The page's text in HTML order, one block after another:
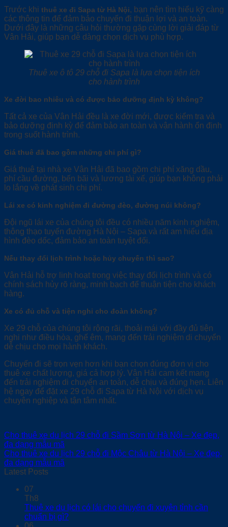
Trước khi thuê xe đi Sapa từ Hà Nội, bạn nên tìm hiểu kỹ càng
các thông tin để đảm bảo chuyến đi thuận lợi và an toàn.
Dưới đây là những câu hỏi thường gặp cùng lời giải đáp từ
Vân Hải, giúp bạn dễ dàng chọn dịch vụ phù hợp.
Thuê xe ô tô 29 chỗ đi Sapa là lựa chọn tiện ích
cho hành trình
Xe đời bao nhiêu và có được bảo dưỡng định kỳ không?
Tất cả xe của Vân Hải đều là xe đời mới, được kiểm tra và
bảo dưỡng định kỳ để đảm bảo an toàn và vận hành ổn định
trong suốt hành trình.
Giá thuê đã bao gồm những chi phí gì?
Giá thuê tại nhà xe Vân Hải đã bao gồm chi phí xăng dầu,
phí cầu đường, bến bãi và lương tài xế, giúp bạn không phải
lo lắng về phát sinh chi phí.
Lái xe có kinh nghiệm đi đường đèo, đường núi không?
Đội ngũ lái xe của chúng tôi đều có nhiều năm kinh nghiệm,
thông thạo tuyến đường Hà Nội – Sapa và rất am hiểu địa
hình đèo dốc, đảm bảo an toàn tuyệt đối.
Nếu thay đổi lịch trình hoặc hủy chuyến thì sao?
Vân Hải hỗ trợ linh hoạt trong việc thay đổi lịch trình và có
chính sách hủy rõ ràng, minh bạch để thuận tiện cho khách
hàng.
Xe có đủ chỗ và tiện nghi cho đoàn không?
Xe 29 chỗ của chúng tôi rộng rãi, thoải mái với đầy đủ tiện
nghi như điều hòa, ghế êm, mang đến trải nghiệm di chuyển
dễ chịu cho mọi hành khách.
Chuyến đi sẽ trọn vẹn hơn khi bạn chọn đúng đơn vị cho
thuê xe chất lượng, giá cả hợp lý. Vân Hải cam kết mang
đến trải nghiệm di chuyển an toàn, dễ chịu và đúng hẹn. Liên
hệ ngay để đặt xe 29 chỗ đi Sapa từ Hà Nội với dịch vụ
chuyên nghiệp và tận tâm nhất.
Cho thuê xe du lịch 29 chỗ đi Sầm Sơn từ Hà Nội – Xe đẹp,
đa dạng mẫu mã
Cho thuê xe du lịch 29 chỗ đi Mộc Châu từ Hà Nội – Xe đẹp,
đa dạng mẫu mã
Latest Posts
07
Th8
Thuê xe du lịch có lái cho chuyến đi xuyên tỉnh cần
chuẩn bị gì?